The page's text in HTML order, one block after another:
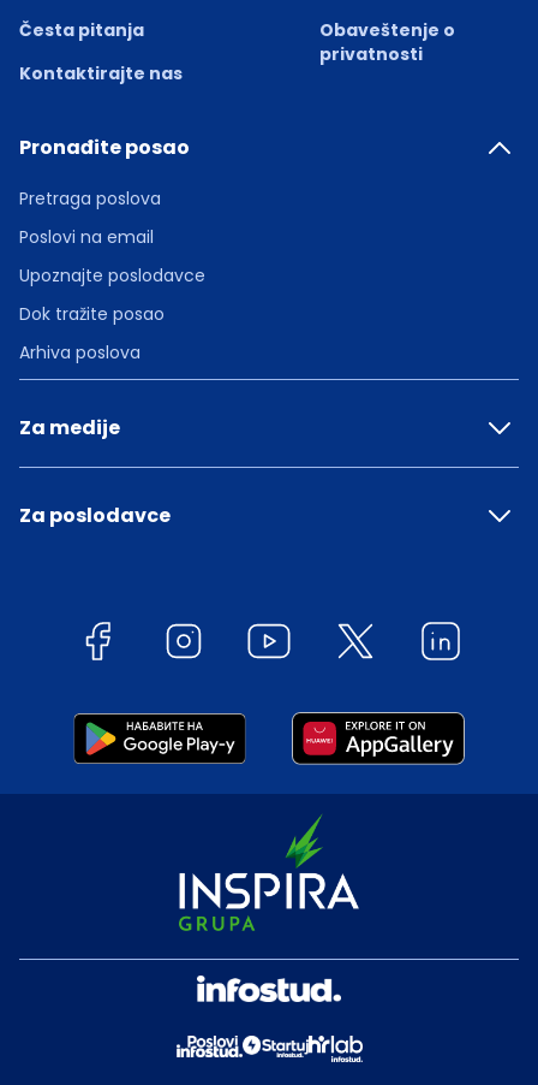
Česta pitanja
Kontaktirajte nas
Obaveštenje o
privatnosti
Pronađite posao
Pretraga poslova
Poslovi na email
Upoznajte poslodavce
Dok tražite posao
Arhiva poslova
Za medije
Za poslodavce